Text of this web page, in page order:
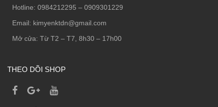
Hotline: 0984212295 – 0909301229
Email: kimyenktdn@gmail.com
Mở cửa: Từ T2 – T7, 8h30 – 17h00
THEO DÕI SHOP